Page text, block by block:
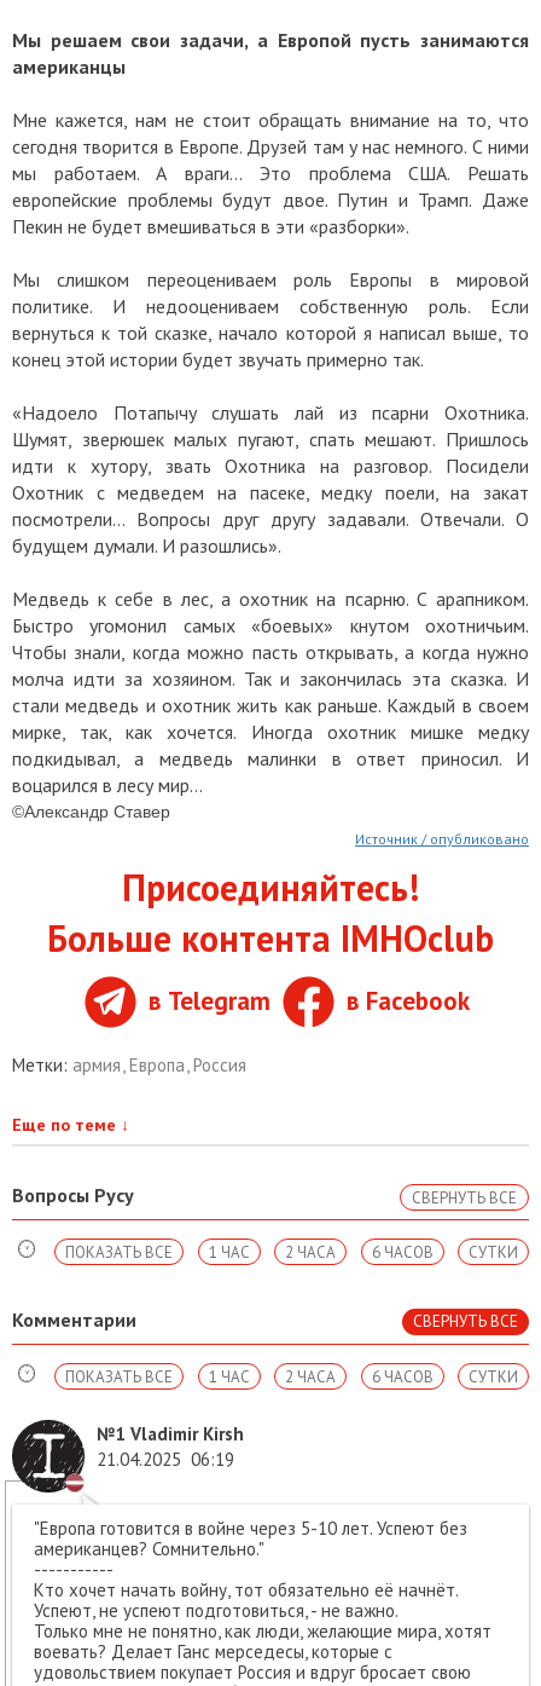
Мы решаем свои задачи, а Европой пусть занимаются
американцы
Мне кажется, нам не стоит обращать внимание на то, что
сегодня творится в Европе. Друзей там у нас немного. С ними
мы работаем. А враги... Это проблема США. Решать
европейские проблемы будут двое. Путин и Трамп. Даже
Пекин не будет вмешиваться в эти «разборки».
Мы слишком переоцениваем роль Европы в мировой
политике. И недооцениваем собственную роль. Если
вернуться к той сказке, начало которой я написал выше, то
конец этой истории будет звучать примерно так.
«Надоело Потапычу слушать лай из псарни Охотника.
Шумят, зверюшек малых пугают, спать мешают. Пришлось
идти к хутору, звать Охотника на разговор. Посидели
Охотник с медведем на пасеке, медку поели, на закат
посмотрели… Вопросы друг другу задавали. Отвечали. О
будущем думали. И разошлись».
Медведь к себе в лес, а охотник на псарню. С арапником.
Быстро угомонил самых «боевых» кнутом охотничьим.
Чтобы знали, когда можно пасть открывать, а когда нужно
молча идти за хозяином. Так и закончилась эта сказка. И
стали медведь и охотник жить как раньше. Каждый в своем
мирке, так, как хочется. Иногда охотник мишке медку
подкидывал, а медведь малинки в ответ приносил. И
воцарился в лесу мир...
©Александр Ставер
Источник / опубликовано
Присоединяйтесь!
Больше контента IMHOclub
в Telegram в Facebook
Метки: армия Европа Россия
Еще по теме ↓
Вопросы Русу СВЕРНУТЬ ВСЕ
СУТКИ
6 ЧАСОВ
2 ЧАСА
1 ЧАС
ПОКАЗАТЬ ВСЕ
Комментарии СВЕРНУТЬ ВСЕ
СУТКИ
6 ЧАСОВ
2 ЧАСА
1 ЧАС
ПОКАЗАТЬ ВСЕ
№1 Vladimir Kirsh
21.04.2025 06:19
"Европа готовится в войне через 5-10 лет. Успеют без
американцев? Сомнительно."
-----------
Кто хочет начать войну, тот обязательно её начнёт.
Успеют, не успеют подготовиться, - не важно.
Только мне не понятно, как люди, желающие мира, хотят
воевать? Делает Ганс мерседесы, которые с
удовольствием покупает Россия и вдруг бросает свою